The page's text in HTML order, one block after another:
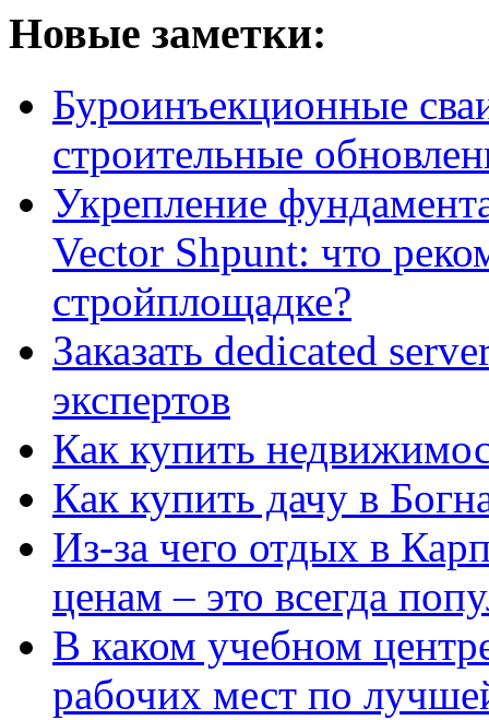
Новые заметки:
Буроинъекционные
строительные
Укрепление
Vector Shpunt: что
стройплощадке?
Заказать dedicated
экспертов
Как купить
Как купить дачу в
Из-за чего отдых в
ценам – это всегда
В каком учебном
рабочих мест по